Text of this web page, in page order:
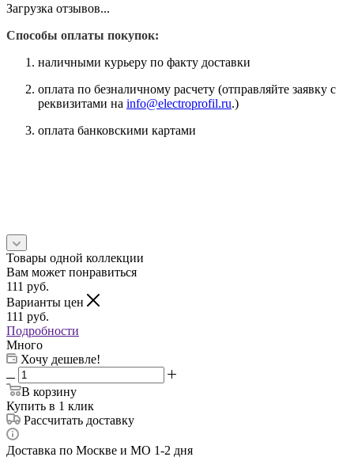
Загрузка отзывов...
Способы оплаты покупок:
наличными курьеру по факту доставки
оплата по безналичному расчету (отправляйте заявку с
реквизитами на info@electroprofil.ru.)
оплата банковскими картами
Товары одной коллекции
Вам может понравиться
111 руб.
Варианты цен
111 руб.
Подробности
Много
Хочу дешевле!
В корзину
Купить в 1 клик
Рассчитать доставку
Доставка по Москве и МО 1-2 дня